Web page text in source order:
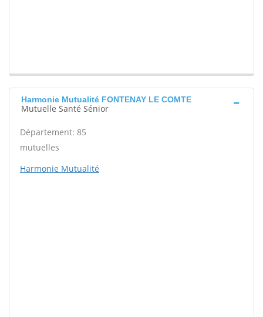
Harmonie Mutualité FONTENAY LE COMTE
Mutuelle Santé Sénior
Département: 85
mutuelles
Harmonie Mutualité